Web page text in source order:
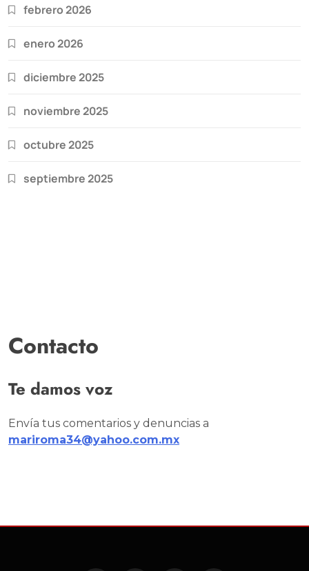
febrero 2026
enero 2026
diciembre 2025
noviembre 2025
octubre 2025
septiembre 2025
Contacto
Te damos voz
Envía tus comentarios y denuncias a
mariroma34@yahoo.com.mx